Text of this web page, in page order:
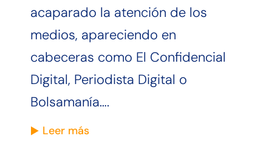
acaparado la atención de los
medios, apareciendo en
cabeceras como El Confidencial
Digital, Periodista Digital o
Bolsamanía….
Leer más